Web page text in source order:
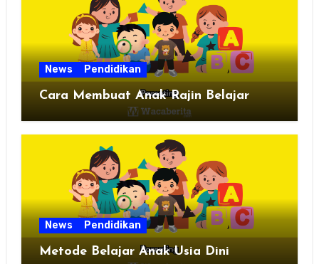
News Pendidikan
Cara Membuat Anak Rajin Belajar
News Pendidikan
Metode Belajar Anak Usia Dini